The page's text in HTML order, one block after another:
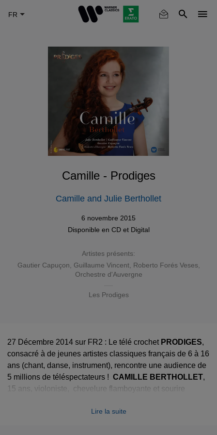
Camille - Prodiges
Camille and Julie Berthollet
6 novembre 2015
Disponible en CDet Digital
Artistes présents:
Gautier Capuçon , Guillaume Vincent, Roberto Forés Veses,
Orchestre d'Auvergne
Les Prodiges
27 Décembre 2014 sur FR2 : Le télé crochet PRODIGES,
consacré à de jeunes artistes classiques français de 6 à 16
ans (chant, danse, instrument), rencontre une audience de
5 millions de téléspectateurs ! CAMILLE BERTHOLLET,
15 ans, violoniste, chevelure flamboyante et sourire
Lire la suite